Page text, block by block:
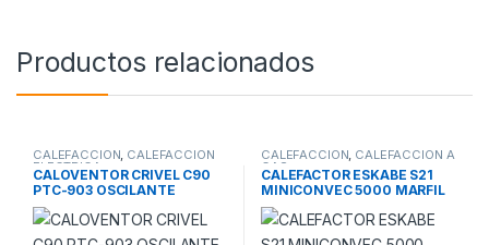
Productos relacionados
CALEFACCION, CALEFACCION
ELECTRICA
CALOVENTOR CRIVEL C90
PTC-903 OSCILANTE
750/1500w TERMOSTATO
CALEFACCION, CALEFACCION A
GAS
CALEFACTOR ESKABE S21
MINICONVEC 5000 MARFIL